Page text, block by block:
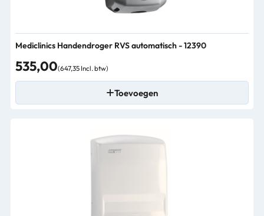
Mediclinics Handendroger RVS automatisch - 12390
535,00(647,35 Incl. btw)
Toevoegen